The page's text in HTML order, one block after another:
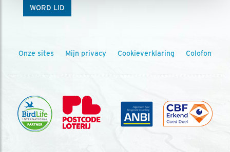
WORD LID
Onze sites Mijn privacy Cookieverklaring Colofon